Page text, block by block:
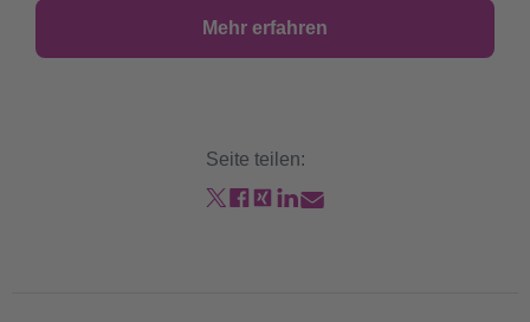
Mehr erfahren
Seite teilen: